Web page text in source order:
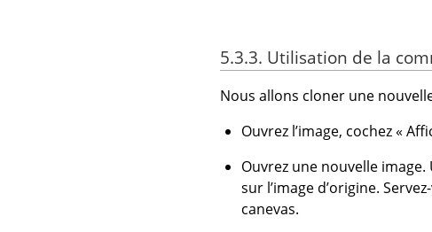
5.3.3. Utilisation de la
Nous allons cloner une
Ouvrez l’image, cochez«
Ouvrez une nouvelle
sur l’image d’origine.
canevas.